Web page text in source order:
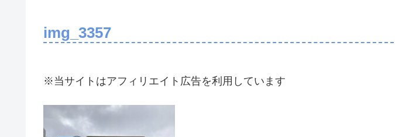
img_3357
※当サイトはアフィリエイト広告を利用しています